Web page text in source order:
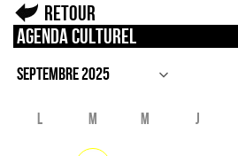
Retour
Agenda culturel
L M M J